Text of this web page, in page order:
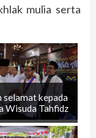
mulia serta
selamat kepada
Wisuda Tahfidz